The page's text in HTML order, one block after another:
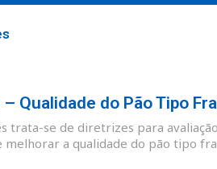
Qualidade do Pão Tipo
trata-se de diretrizes para
a qualidade do pão tipo